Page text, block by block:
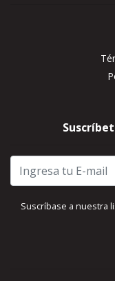
Suscríbase a nuestra